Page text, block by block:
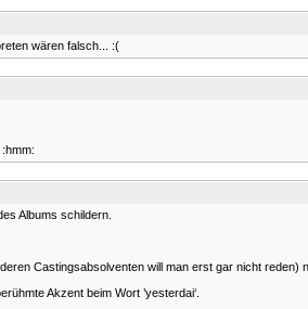
wären falsch... :(
Albums schildern.
Castingsabsolventen will man erst gar nicht reden)
Akzent beim Wort ’yesterdai‘.